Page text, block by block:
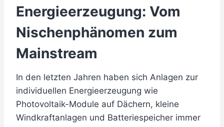
Energieerzeugung: Vom
Nischenphänomen zum
Mainstream
In den letzten Jahren haben sich Anlagen zur
individuellen Energieerzeugung wie
Photovoltaik-Module auf Dächern, kleine
Windkraftanlagen und Batteriespeicher immer